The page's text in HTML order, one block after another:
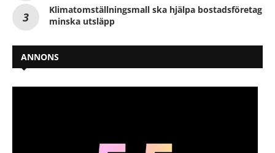
Klimatomställningsmall ska hjälpa bostadsföretag
minska utsläpp
ANNONS